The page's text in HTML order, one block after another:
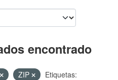
encontrado
ZIP
Etiquetas: